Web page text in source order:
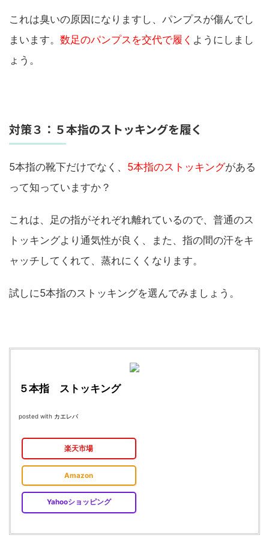
これは臭いの原因になりますし、パンプスが傷んでし
まいます。 数足のパンプスを交代で履く ようにしまし
ょう。
対策３：５本指のストッキングを履く
5本指の靴下だけでなく、 5本指のストッキングがある
って知っていますか？
これは、足の指がそれぞれ離れているので、普通のス
トッキングより通気性が良く、また、指の間の汗をキ
ャッチしてくれて、蒸れにくくなります。
試しに5本指のストッキングを選んでみましょう。
５本指 ストッキング
posted with カエレバ
楽天市場
Amazon
Yahooショッピング